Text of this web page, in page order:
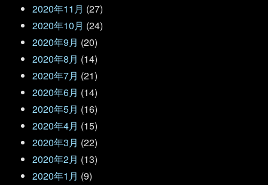
2020年11月 (27)
2020年10月 (24)
2020年9月 (20)
2020年8月 (14)
2020年7月 (21)
2020年6月 (14)
2020年5月 (16)
2020年4月 (15)
2020年3月 (22)
2020年2月 (13)
2020年1月 (9)